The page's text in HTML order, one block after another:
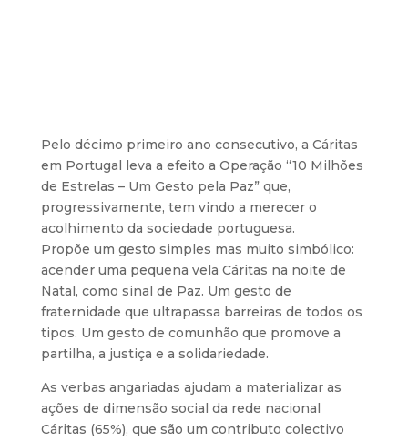
Pelo décimo primeiro ano consecutivo, a Cáritas
em Portugal leva a efeito a Operação “10 Milhões
de Estrelas – Um Gesto pela Paz” que,
progressivamente, tem vindo a merecer o
acolhimento da sociedade portuguesa.
Propõe um gesto simples mas muito simbólico:
acender uma pequena vela Cáritas na noite de
Natal, como sinal de Paz. Um gesto de
fraternidade que ultrapassa barreiras de todos os
tipos. Um gesto de comunhão que promove a
partilha, a justiça e a solidariedade.
As verbas angariadas ajudam a materializar as
ações de dimensão social da rede nacional
Cáritas (65%), que são um contributo colectivo